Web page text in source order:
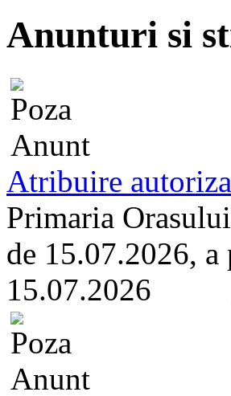
Anunturi si
Atribuire
Primaria
de 15.07.2026,
15.07.2026